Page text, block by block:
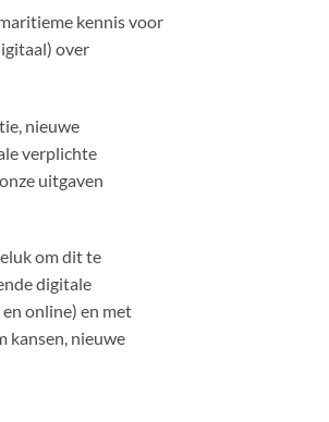
kennis voor
over
nieuwe
verplichte
uitgaven
om dit te
digitale
online) en met
kansen, nieuwe